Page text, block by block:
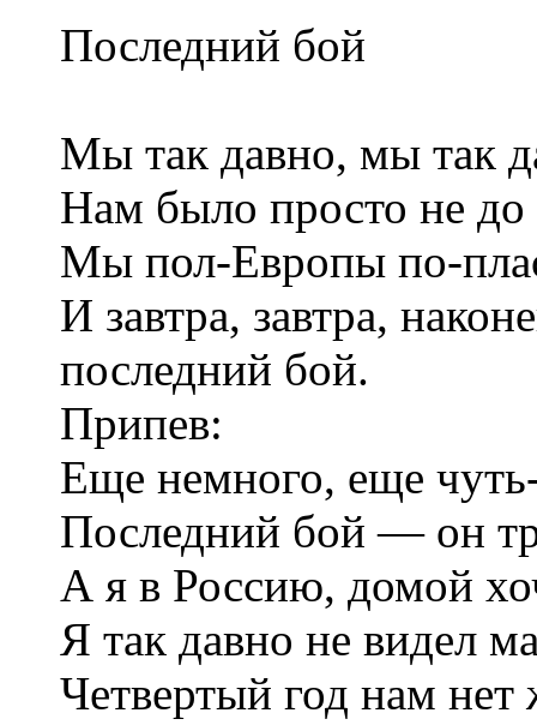
Последний бой
Мы так давно, мы так
Нам было просто не до
Мы пол-Европы по-
И завтра, завтра,
последний бой.
Припев:
Еще немного, еще
Последний бой — он
А я в Россию, домой
Я так давно не видел
Четвертый год нам